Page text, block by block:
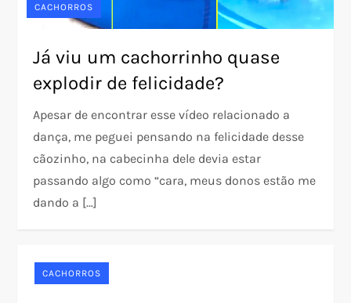
CACHORROS
Já viu um cachorrinho quase
explodir de felicidade?
Apesar de encontrar esse vídeo relacionado a
dança, me peguei pensando na felicidade desse
cãozinho, na cabecinha dele devia estar
passando algo como “cara, meus donos estão me
dando a […]
CACHORROS